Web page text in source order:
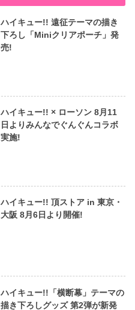
ハイキュー!! 遠征テーマの描き
下ろし「Miniクリアポーチ」発
売!
ハイキュー!! × ローソン 8月11
日よりみんなでぐんぐんコラボ
実施!
ハイキュー!! 頂ストア in 東京・
大阪 8月6日より開催!
ハイキュー!!「横断幕」テーマの
描き下ろしグッズ 第2弾が新発